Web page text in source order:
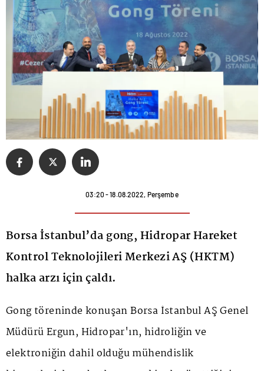
03:20 - 18.08.2022, Perşembe
Borsa İstanbul’da gong, Hidropar Hareket
Kontrol Teknolojileri Merkezi AŞ (HKTM)
halka arzı için çaldı.
Gong töreninde konuşanBorsa İstanbulAŞ Genel
Müdürü Ergun, Hidropar'ın, hidroliğin ve
elektroniğin dahil olduğu mühendislik